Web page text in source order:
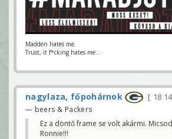
Madden hates me.
Trust, it f*cking hates me...
nagylaza, főpohárnok 18
— beers & Packers
Ez a döntő frame se volt akármi.
Ronnie!!!